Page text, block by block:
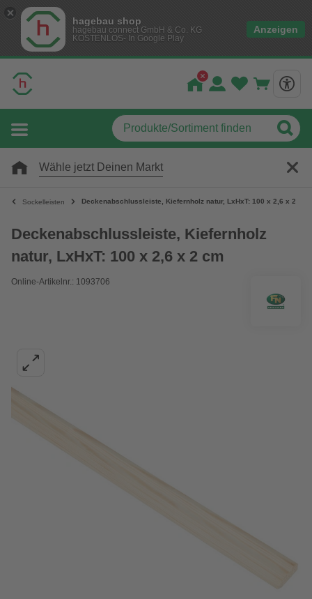
hagebau shop
hagebau connect GmbH & Co. KG
KOSTENLOS- In Google Play
Anzeigen
Wähle jetzt Deinen Markt
Sockelleisten Deckenabschlussleiste, Kiefernholz natur, LxHxT: 100 x 2,6 x 2 cm
Deckenabschlussleiste, Kiefernholz
natur, LxHxT: 100 x 2,6 x 2 cm
Online-Artikelnr.: 1093706